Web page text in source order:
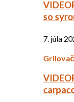
so
7. júla